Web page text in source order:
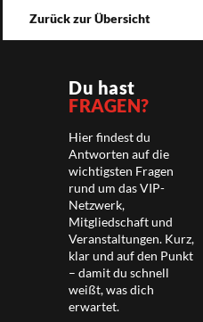
Zurück zur Übersicht
Du hast
FRAGEN?
Hier findest du
Antworten auf die
wichtigsten Fragen
rund um das VIP-
Netzwerk,
Mitgliedschaft und
Veranstaltungen. Kurz,
klar und auf den Punkt
– damit du schnell
weißt, was dich
erwartet.